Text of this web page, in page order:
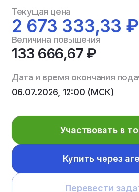
Текущая цена
2 673 333,33 ₽
Величина повышения
133 666,67 ₽
Дата и время окончания
06.07.2026, 12:00 (МСК)
Участвовать в
Купить через
Перевести